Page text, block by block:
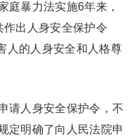
庭暴力法实施6年来，
出人身安全保护令
人的人身安全和人格尊
请人身安全保护令，不
定明确了向人民法院申